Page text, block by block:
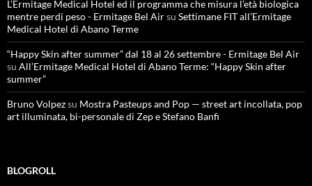
L'Ermitage Medical Hotel ed il programma che misura l’età biologica
mentre perdi peso - Ermitage Bel Airsu Settimane FIT all’Ermitage
Medical Hotel di Abano Terme
“Happy Skin after summer” dal 18 al 26 settembre - Ermitage Bel Air
su All’Ermitage Medical Hotel di Abano Terme: “Happy Skin after
summer”
Bruno Volpezsu Mostra Pasteups and Pop — street art incollata, pop
art illuminata, bi-personale di Zep e Stefano Banfi
BLOGROLL